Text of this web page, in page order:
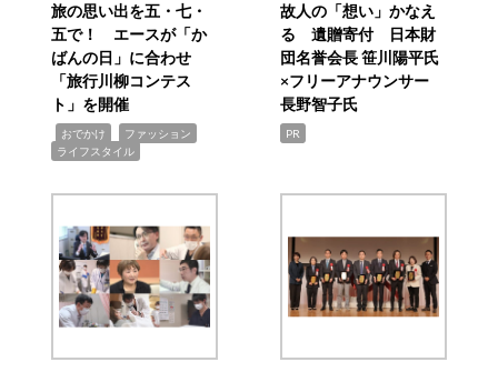
旅の思い出を五・七・
五で！ エースが「か
ばんの日」に合わせ
「旅行川柳コンテス
ト」を開催
おでかけ ファッション
ライフスタイル
故人の「想い」かなえ
る 遺贈寄付 日本財
団名誉会長 笹川陽平氏
×フリーアナウンサー
長野智子氏
PR